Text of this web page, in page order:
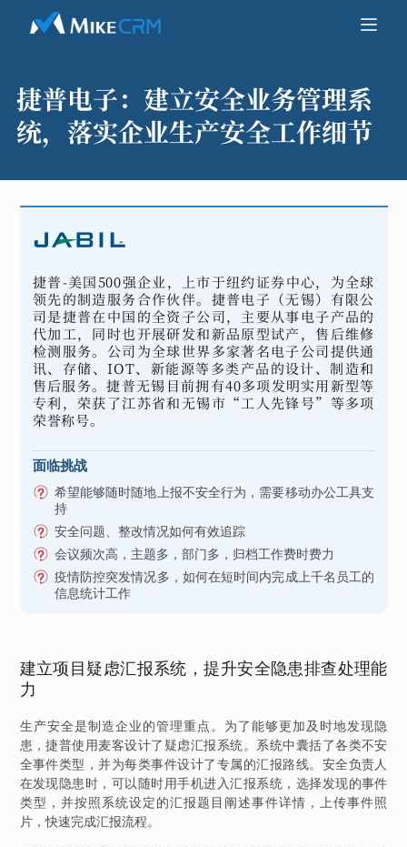
捷普电子： 建立安全业务管理系
统，落实企业生产安全工作细节
捷普-美国500强企业，上市于纽约证券中心，为全球
领先的制造服务合作伙伴。捷普电子（无锡）有限公
司是捷普在中国的全资子公司，主要从事电子产品的
代加工，同时也开展研发和新品原型试产，售后维修
检测服务。公司为全球世界多家著名电子公司提供通
讯、存储、IOT、新能源等多类产品的设计、制造和
售后服务。捷普无锡目前拥有40多项发明实用新型等
专利，荣获了江苏省和无锡市“工人先锋号”等多项
荣誉称号。
面临挑战
希望能够随时随地上报不安全行为，需要移动办公工具支
持
安全问题、整改情况如何有效追踪
会议频次高，主题多，部门多，归档工作费时费力
疫情防控突发情况多，如何在短时间内完成上千名员工的
信息统计工作
建立项目疑虑汇报系统，提升安全隐患排查处理能
力
生产安全是制造企业的管理重点。为了能够更加及时地发现隐
患，捷普使用麦客设计了疑虑汇报系统。系统中囊括了各类不安
全事件类型，并为每类事件设计了专属的汇报路线。安全负责人
在发现隐患时，可以随时用手机进入汇报系统，选择发现的事件
类型，并按照系统设定的汇报题目阐述事件详情，上传事件照
片，快速完成汇报流程。